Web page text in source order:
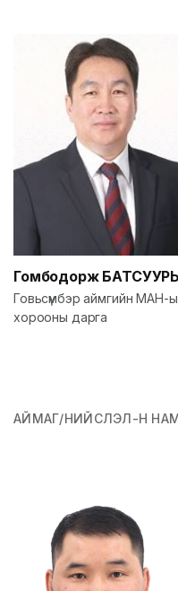
Гомбодорж БАТСУУРЬ
Говьсүмбэр аймгийн МАН-
хорооны дарга
АЙМАГ/НИЙСЛЭЛ-Н